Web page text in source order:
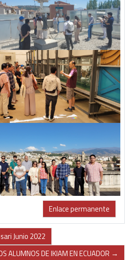
Enlace permanente
Junio 2022
ALUMNOS DE IKIAM EN ECUADOR →